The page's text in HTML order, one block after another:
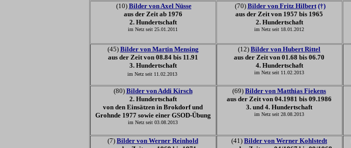
(10) Bilder von Axel Nüsse
aus der Zeitab 1976
2. Hundertschaft
im Netz seit 25.01.2011
(70) Bilder von Fritz Hilbert(†)
aus der Zeit von 1957 bis 1965
2. Hundertschaft
im Netz seit 18.01.2012
(45) Bilder von Martin Mensing
aus der Zeit von 08.84 bis 11.91
3. Hundertschaft
im Netz seit 11.02.2013
(12) Bilder von Hubert Rittel
aus der Zeit von 01.68 bis 06.70
4. Hundertschaft
im Netz seit 11.02.2013
(80) Bilder von Addi Kirsch
2. Hundertschaft
von den Einsätzen in Brokdorf und
Grohnde 1977 sowie einer GSOD-Übung
im Netz seit 03.08.2013
(69) Bilder von Matthias Fiekens
aus der Zeit von 04.1981 bis 09.1986
3. und 4. Hundertschaft
im Netz seit 28.08.2013
(7) Bilder von Werner Reinhold
(41) Bilder von Werner Kohlstedt